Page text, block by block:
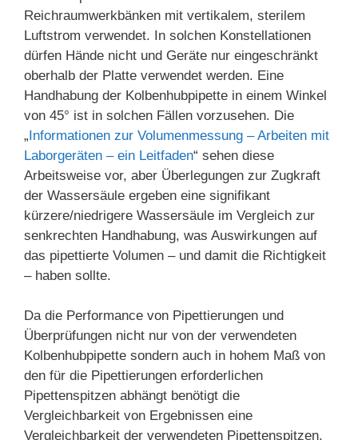
Reichraumwerkbänken mit vertikalem, sterilem
Luftstrom verwendet. In solchen Konstellationen
dürfen Hände nicht und Geräte nur eingeschränkt
oberhalb der Platte verwendet werden. Eine
Handhabung der Kolbenhubpipette in einem Winkel
von 45° ist in solchen Fällen vorzusehen. Die
„Informationen zur Volumenmessung – Arbeiten mit
Laborgeräten – ein Leitfaden“ sehen diese
Arbeitsweise vor, aber Überlegungen zur Zugkraft
der Wassersäule ergeben eine signifikant
kürzere/niedrigere Wassersäule im Vergleich zur
senkrechten Handhabung, was Auswirkungen auf
das pipettierte Volumen – und damit die Richtigkeit
– haben sollte.
Da die Performance von Pipettierungen und
Überprüfungen nicht nur von der verwendeten
Kolbenhubpipette sondern auch in hohem Maß von
den für die Pipettierungen erforderlichen
Pipettenspitzen abhängt benötigt die
Vergleichbarkeit von Ergebnissen eine
Vergleichbarkeit der verwendeten Pipettenspitzen.